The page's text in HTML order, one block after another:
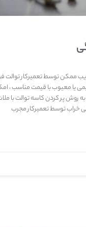
ممکن توسط تعمیرکار توالت
یا معیوب با قیمت مناسب ،
روش پر کردن کاسه توالت با
خراب توسط تعمیرکار مجرب